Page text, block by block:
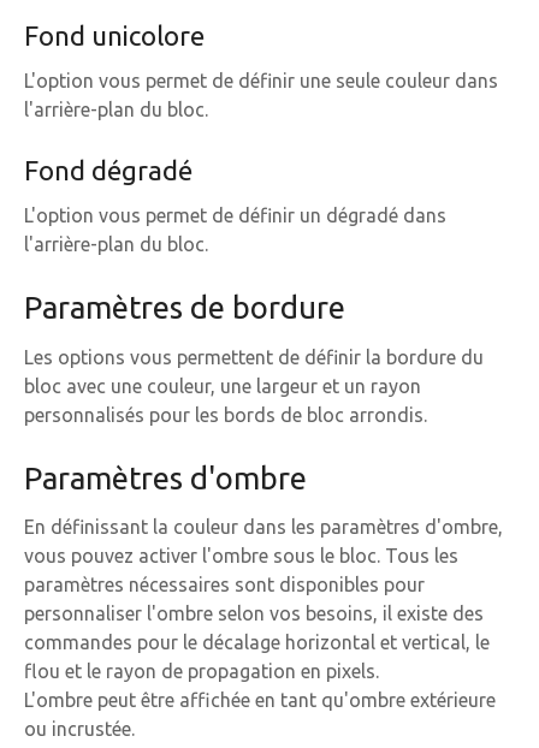
Fond unicolore
L'option vous permet de définir une seule couleur dans
l'arrière-plan du bloc.
Fond dégradé
L'option vous permet de définir un dégradé dans
l'arrière-plan du bloc.
Paramètres de bordure
Les options vous permettent de définir la bordure du
bloc avec une couleur, une largeur et un rayon
personnalisés pour les bords de bloc arrondis.
Paramètres d'ombre
En définissant la couleur dans les paramètres d'ombre,
vous pouvez activer l'ombre sous le bloc. Tous les
paramètres nécessaires sont disponibles pour
personnaliser l'ombre selon vos besoins, il existe des
commandes pour le décalage horizontal et vertical, le
flou et le rayon de propagation en pixels.
L'ombre peut être affichée en tant qu'ombre extérieure
ou incrustée.